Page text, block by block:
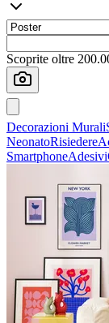
Scoprite oltre
Decorazioni Murali
NeonatoRisiedere
SmartphoneAdesivi